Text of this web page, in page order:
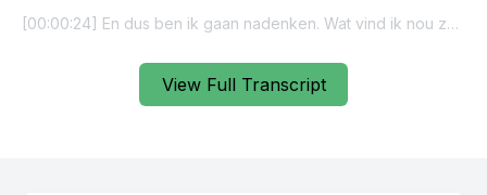
View Full Transcript